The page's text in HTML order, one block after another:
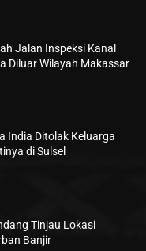
Jalan Inspeksi Kanal
Diluar Wilayah Makassar
India Ditolak Keluarga
di Sulsel
Tinjau Lokasi
Banjir